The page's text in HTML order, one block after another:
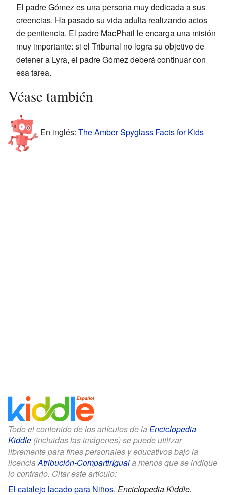
El padre Gómez es una persona muy dedicada a sus
creencias. Ha pasado su vida adulta realizando actos
de penitencia. El padre MacPhail le encarga una misión
muy importante: si el Tribunal no logra su objetivo de
detener a Lyra, el padre Gómez deberá continuar con
esa tarea.
Véase también
En inglés: The Amber Spyglass Facts for Kids
Todo el contenido de los artículos de la Enciclopedia
Kiddle (incluidas las imágenes) se puede utilizar
libremente para fines personales y educativos bajo la
licenciaAtribución-CompartirIguala menos que se indique
lo contrario. Citar este artículo:
El catalejo lacado para Niños. Enciclopedia Kiddle.